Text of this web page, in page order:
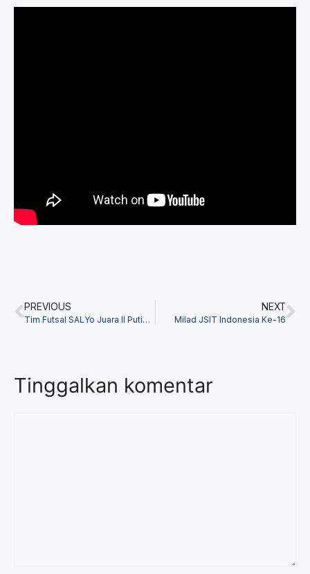
PREVIOUS
Tim Futsal SALYo Juara II Putih Biru Futsal 2019
NEXT
Milad JSIT Indonesia Ke-16
Tinggalkan komentar